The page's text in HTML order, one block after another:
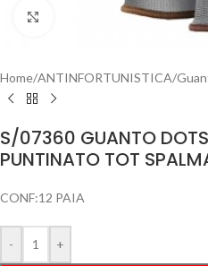
Clicca per ingrandire
Home/ANTINFORTUNISTICA/
S/07360 GUANTO
PUNTINATO TOT
CONF:12 PAIA
- +